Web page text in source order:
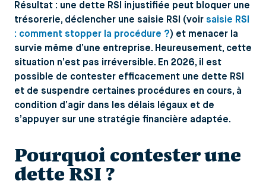
Résultat : une dette RSI injustifiée peut bloquer une
trésorerie, déclencher une saisie RSI (voir saisie RSI
: comment stopper la procédure ?) et menacer la
survie même d’une entreprise. Heureusement, cette
situation n’est pas irréversible. En 2026, il est
possible de contester efficacement une dette RSI
et de suspendre certaines procédures en cours, à
condition d’agir dans les délais légaux et de
s’appuyer sur une stratégie financière adaptée.
Pourquoi contester une
dette RSI ?